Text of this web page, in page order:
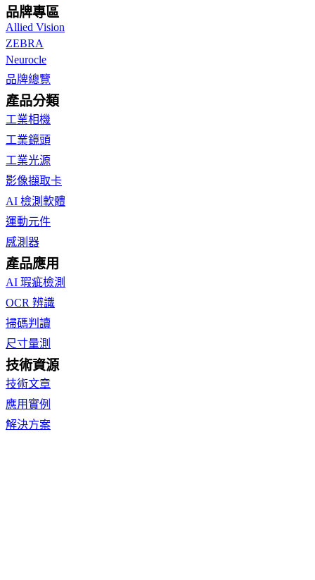
品牌專區
Allied Vision
ZEBRA
Neurocle
品牌總覽
產品分類
工業相機
工業鏡頭
工業光源
影像擷取卡
AI 檢測軟體
運動元件
感測器
產品應用
AI 瑕疵檢測
OCR 辨識
掃碼判讀
尺寸量測
技術資源
技術文章
應用實例
解決方案